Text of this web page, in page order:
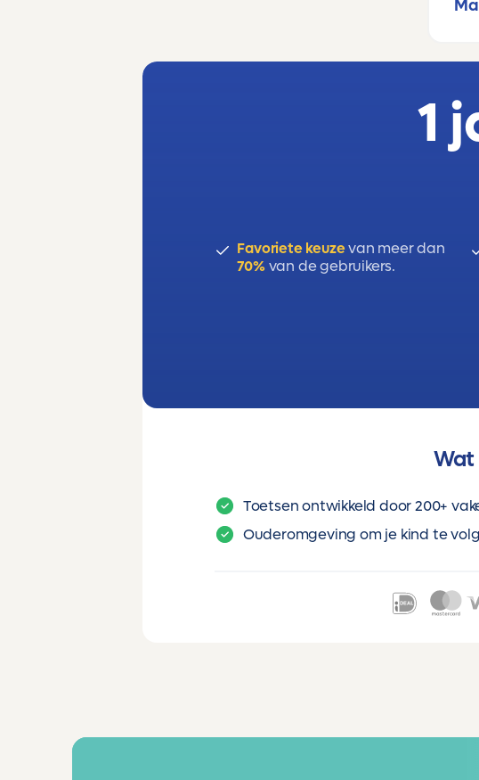
1
Favoriete keuzevan meer dan
70%van de gebruikers.
Toetsen ontwikkeld door 200+
Ouderomgeving om je kind te